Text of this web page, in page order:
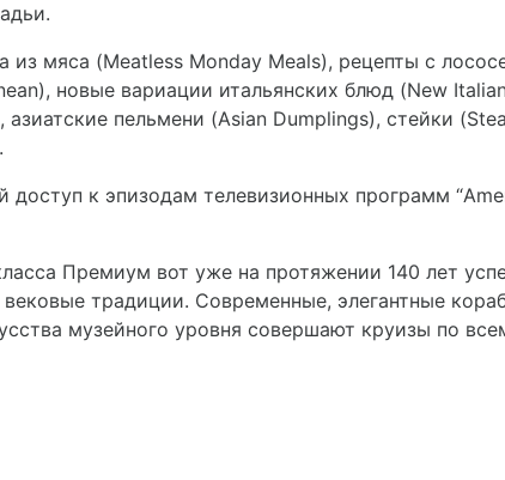
мяса (Meatless Monday Meals), рецепты с
новые вариации итальянских блюд (New
пельмени (Asian Dumplings), стейки
к эпизодам телевизионных программ
Премиум вот уже на протяжении 140 лет
традиции. Современные, элегантные
музейного уровня совершают круизы по